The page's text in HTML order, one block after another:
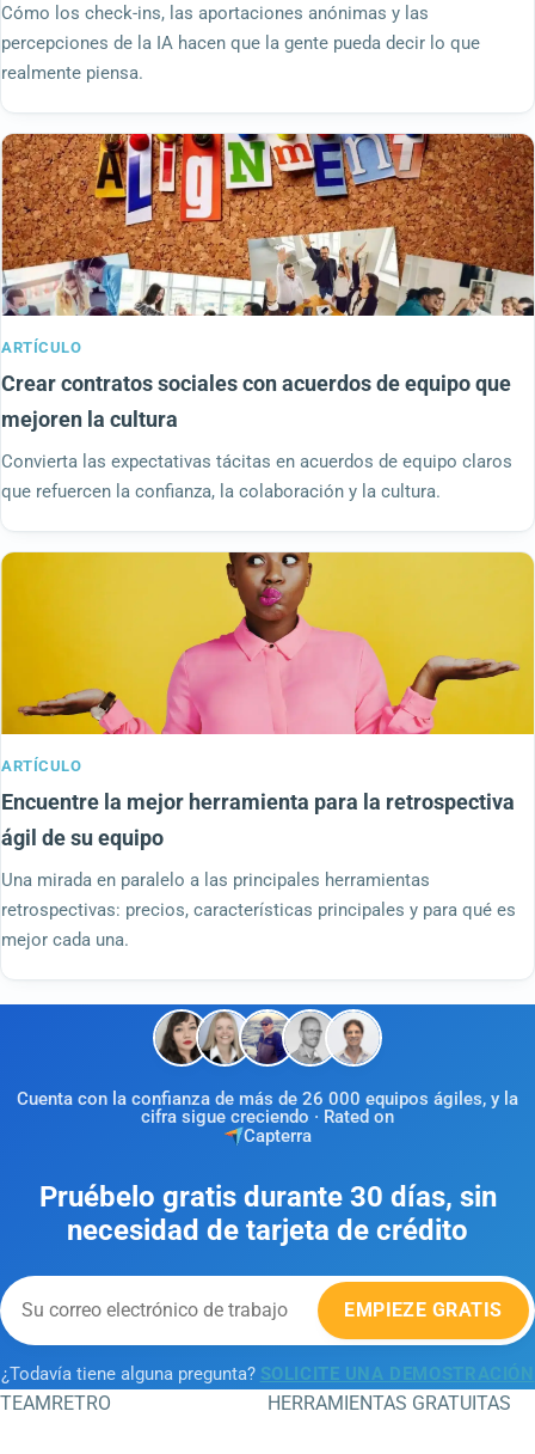
Cómo los check-ins, las aportaciones anónimas y las
percepciones de la IA hacen que la gente pueda decir lo que
realmente piensa.
ARTÍCULO
Crear contratos sociales con acuerdos de equipo que
mejoren la cultura
Convierta las expectativas tácitas en acuerdos de equipo claros
que refuercen la confianza, la colaboración y la cultura.
ARTÍCULO
Encuentre la mejor herramienta para la retrospectiva
ágil de su equipo
Una mirada en paralelo a las principales herramientas
retrospectivas: precios, características principales y para qué es
mejor cada una.
Cuenta con la confianza de más de 26 000 equipos ágiles, y la
cifra sigue creciendo · Rated on
Capterra
Pruébelo gratis durante 30 días, sin
necesidad de tarjeta de crédito
EMPIEZE GRATIS
¿Todavía tiene alguna pregunta? SOLICITE UNA DEMOSTRACIÓN
TEAMRETRO HERRAMIENTAS GRATUITAS